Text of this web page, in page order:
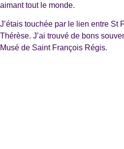
aimant tout le monde.
J’étais touchée par le lien entre St
Thérèse. J’ai trouvé de bons
Musé de Saint François Régis.